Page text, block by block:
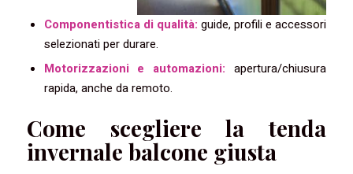
Componentistica di qualità: guide, profili e accessori
selezionati per durare.
Motorizzazioni e automazioni: apertura/chiusura
rapida, anche da remoto.
Come scegliere la tenda
invernale balcone giusta